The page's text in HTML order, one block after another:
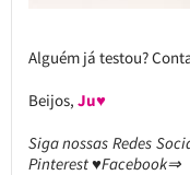
Alguém já testou?
Beijos, Ju♥
Siga nossas Redes
Pinterest ♥Facebook⇒